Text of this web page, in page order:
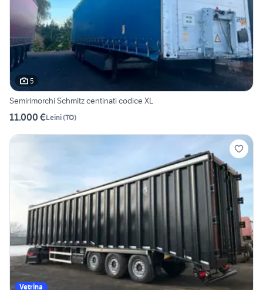
5
Semirimorchi Schmitz centinati codice XL
11.000 €Leini(TO)
Vetrina